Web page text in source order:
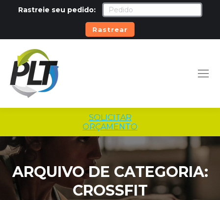
Rastreie seu pedido:
Rastrear
SOLICITAR
ORÇAMENTO
ARQUIVO DE CATEGORIA:
CROSSFIT